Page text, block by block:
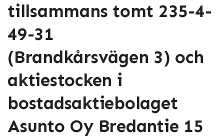
tillsammans tomt 235-4-
49-31
(Brandkårsvägen 3) och
aktiestocken i
bostadsaktiebolaget
Asunto Oy Bredantie 15